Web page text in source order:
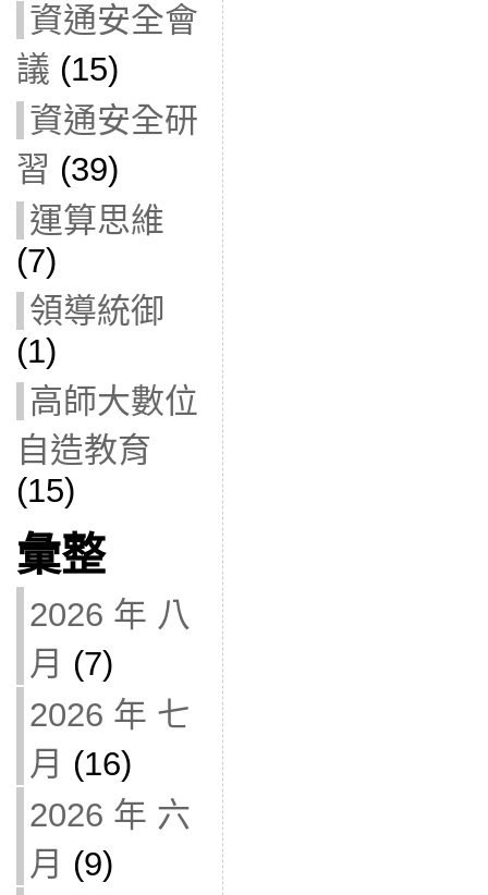
資通安全會
議 (15)
資通安全研
習 (39)
運算思維
(7)
領導統御
(1)
高師大數位
自造教育
(15)
彙整
2026 年 八
月 (7)
2026 年 七
月 (16)
2026 年 六
月 (9)